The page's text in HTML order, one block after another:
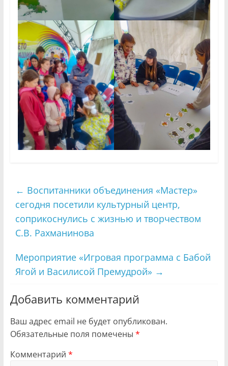
← Воспитанники объединения «Мастер»
сегодня посетили культурный центр,
соприкоснулись с жизнью и творчеством
С.В. Рахманинова
Мероприятие «Игровая программа с Бабой
Ягой и Василисой Премудрой» →
Добавить комментарий
Ваш адрес email не будет опубликован.
Обязательные поля помечены *
Комментарий *